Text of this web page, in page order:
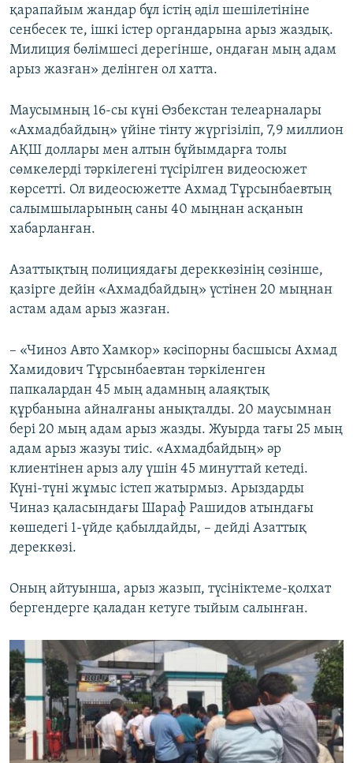
қарапайым жандар бұл істің әділ шешілетініне
сенбесек те, ішкі істер органдарына арыз жаздық.
Милиция бөлімшесі дерегінше, ондаған мың адам
арыз жазған» делінген ол хатта.
Маусымның 16-сы күні Өзбекстан телеарналары
«Ахмадбайдың» үйіне тінту жүргізіліп, 7,9 миллион
АҚШ доллары мен алтын бұйымдарға толы
сөмкелерді тәркілегені түсірілген видеосюжет
көрсетті. Ол видеосюжетте Ахмад Тұрсынбаевтың
салымшыларының саны 40 мыңнан асқанын
хабарланған.
Азаттықтың полициядағы дереккөзінің сөзінше,
қазірге дейін «Ахмадбайдың» үстінен 20 мыңнан
астам адам арыз жазған.
​– «Чиноз Авто Хамкор» кәсіпорны басшысы Ахмад
Хамидович Тұрсынбаевтан тәркіленген
папкалардан 45 мың адамның алаяқтық
құрбанына айналғаны анықталды. 20 маусымнан
бері 20 мың адам арыз жазды. Жуырда тағы 25 мың
адам арыз жазуы тиіс. «Ахмадбайдың» әр
клиентінен арыз алу үшін 45 минуттай кетеді.
Күні-түні жұмыс істеп жатырмыз. Арыздарды
Чиназ қаласындағы Шараф Рашидов атындағы
көшедегі 1-үйде қабылдайды, – дейді Азаттық
дереккөзі.
Оның айтуынша, арыз жазып, түсініктеме-қолхат
бергендерге қаладан кетуге тыйым салынған.